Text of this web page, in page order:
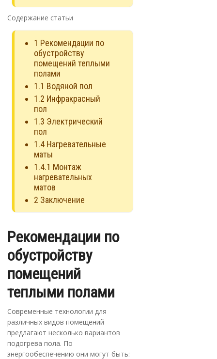
Содержание статьи
1 Рекомендации по
обустройству
помещений теплыми
полами
1.1 Водяной пол
1.2 Инфракрасный
пол
1.3 Электрический
пол
1.4 Нагревательные
маты
1.4.1 Монтаж
нагревательных
матов
2 Заключение
Рекомендации по
обустройству
помещений
теплыми полами
Современные технологии для
различных видов помещений
предлагают несколько вариантов
подогрева пола. По
энергообеспечению они могут быть: